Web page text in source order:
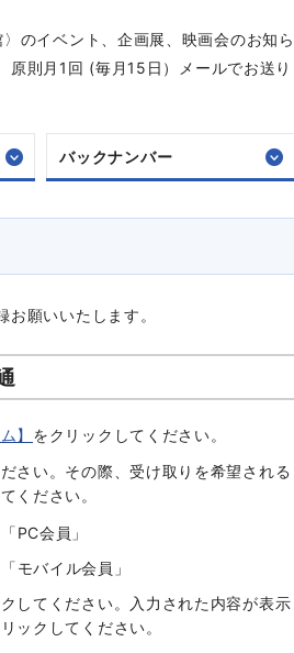
のイベント、企画展、映画会のお知ら
則月1回 (毎月15日）メールでお送り
バックナンバー
願いいたします。
】 をクリックしてください。
さい。その際、受け取りを希望される
ください。
PC会員」
モバイル会員」
してください。入力された内容が表示
ックしてください。